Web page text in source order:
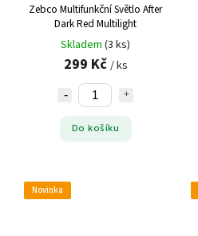
Zebco Multifunkční Světlo After
Dark Red Multilight
Skladem (3 ks)
299 Kč / ks
Do košíku
Novinka